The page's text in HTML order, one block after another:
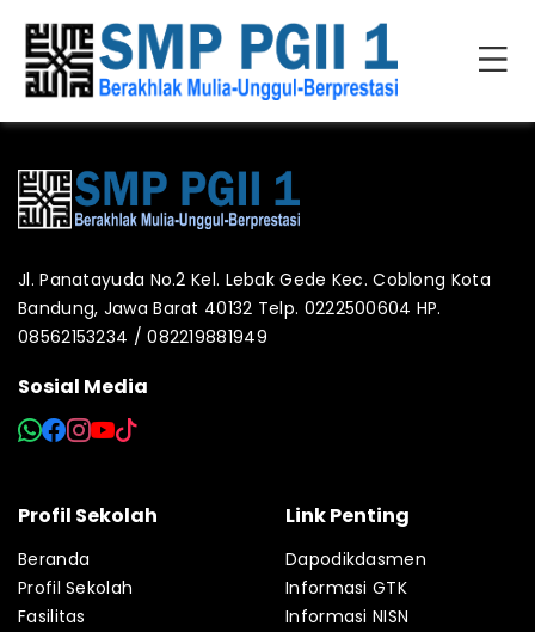
Jl. Panatayuda No.2 Kel. Lebak Gede Kec. Coblong Kota
Bandung, Jawa Barat 40132 Telp. 0222500604 HP.
08562153234 / 082219881949
Sosial Media
Profil Sekolah
Beranda
Profil Sekolah
Fasilitas
Link Penting
Dapodikdasmen
Informasi GTK
Informasi NISN